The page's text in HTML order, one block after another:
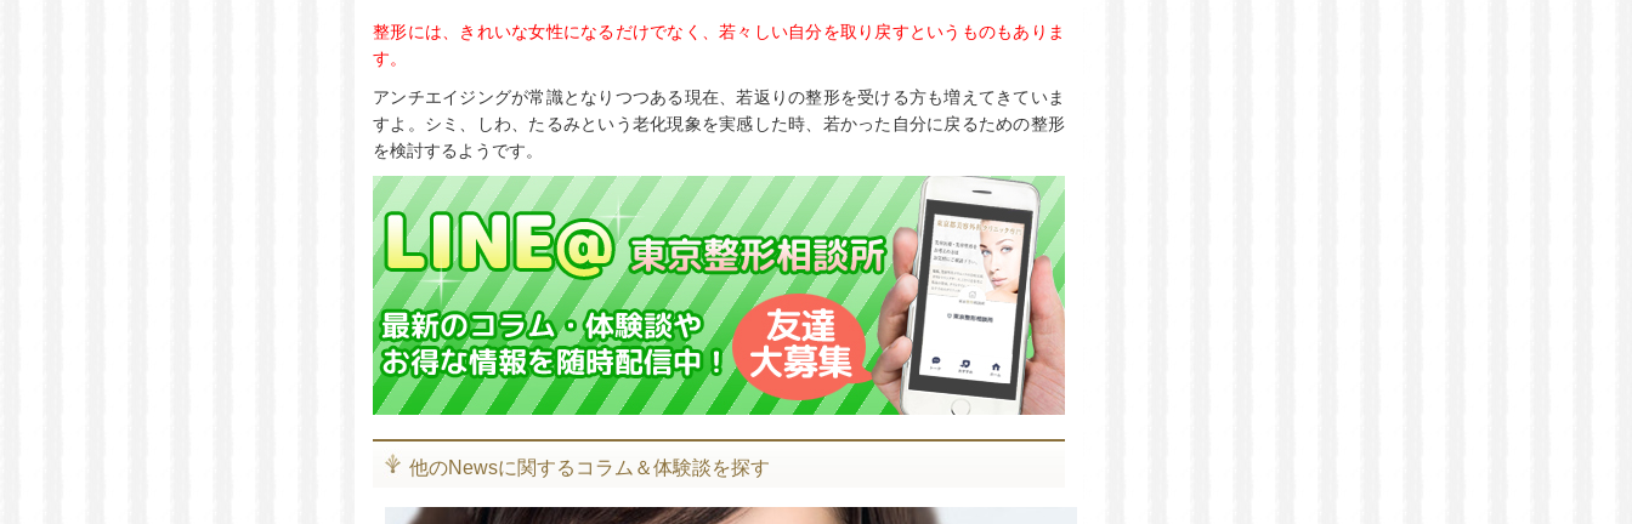
整形には、きれいな女性になるだけでなく、若々しい自分を取り戻すというものもありま
す。
アンチエイジングが常識となりつつある現在、若返りの整形を受ける方も増えてきていま
すよ。シミ、しわ、たるみという老化現象を実感した時、若かった自分に戻るための整形
を検討するようです。
他のNewsに関するコラム＆体験談を探す